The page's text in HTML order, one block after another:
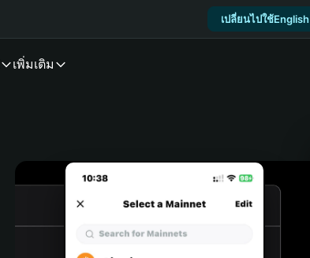
เปลี่ยนไปใช้English
เพิ่มเติม